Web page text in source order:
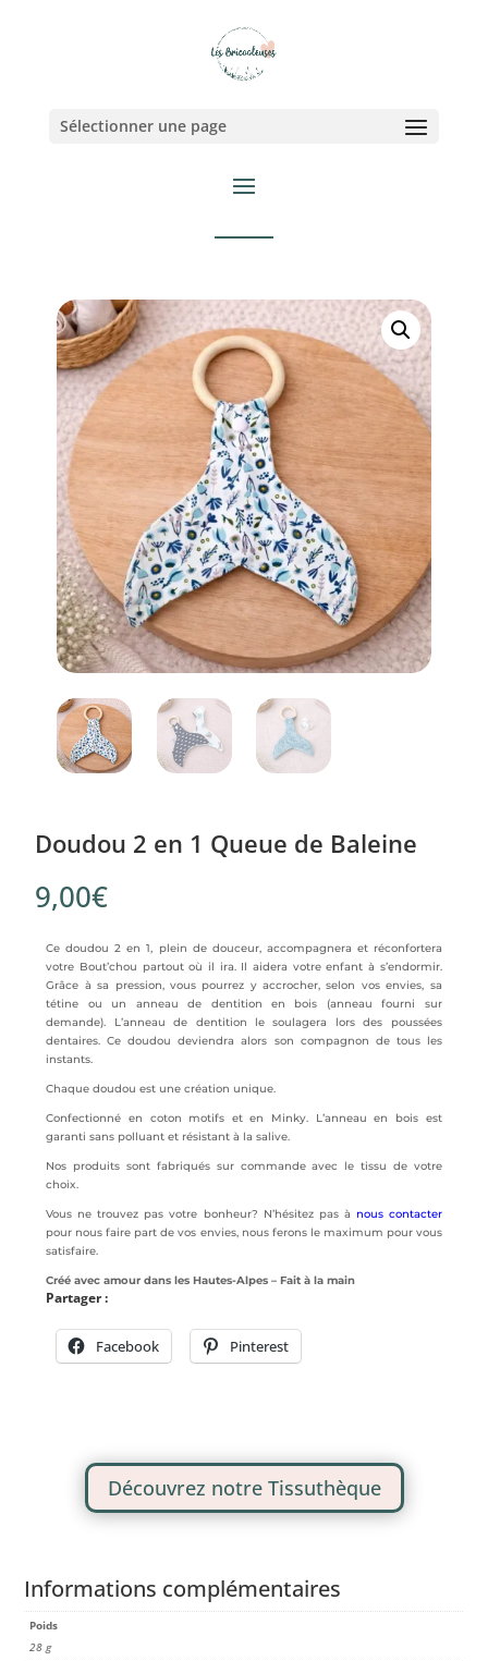
Sélectionner une page
Doudou 2 en 1 Queue de Baleine
9,00€
Ce doudou 2 en 1, plein de douceur, accompagnera et réconfortera
votre Bout’chou partout où il ira. Il aidera votre enfant à s’endormir.
Grâce à sa pression, vous pourrez y accrocher, selon vos envies, sa
tétine ou un anneau de dentition en bois (anneau fourni sur
demande). L’anneau de dentition le soulagera lors des poussées
dentaires. Ce doudou deviendra alors son compagnon de tous les
instants.
Chaque doudou est une création unique.
Confectionné en coton motifs et en Minky. L’anneau en bois est
garanti sans polluant et résistant à la salive.
Nos produits sont fabriqués sur commande avec le tissu de votre
choix.
Vous ne trouvez pas votre bonheur? N’hésitez pas à nous contacter
pour nous faire part de vos envies, nous ferons le maximum pour vous
satisfaire.
Créé avec amour dans les Hautes-Alpes – Fait à la main
Partager :
Facebook Pinterest
Découvrez notre Tissuthèque
Informations complémentaires
Poids
28 g